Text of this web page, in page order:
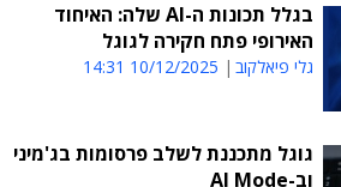
בגלל תכונות ה-AI שלה: האיחוד
האירופי פתח חקירה לגוגל
גלי פיאלקוב 10/12/2025 14:31
גוגל מתכננת לשלב פרסומות בג'מיני
וב-AI Mode